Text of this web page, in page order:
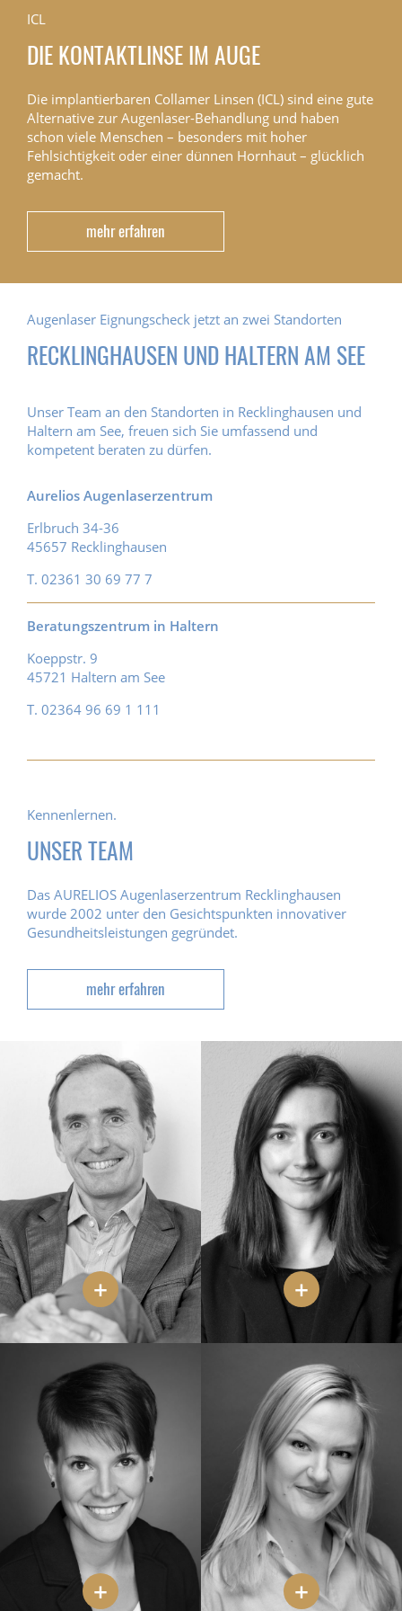
ICL
DIE KONTAKTLINSE IM AUGE
Die implantierbaren Collamer Linsen (ICL) sind eine gute
Alternative zur Augenlaser-Behandlung und haben
schon viele Menschen – besonders mit hoher
Fehlsichtigkeit oder einer dünnen Hornhaut – glücklich
gemacht.
mehr erfahren
Augenlaser Eignungscheck jetzt an zwei Standorten
RECKLINGHAUSEN UND HALTERN AM SEE
Unser Team an den Standorten in Recklinghausen und
Haltern am See, freuen sich Sie umfassend und
kompetent beraten zu dürfen.
Aurelios Augenlaserzentrum
Erlbruch 34-36
45657 Recklinghausen
T. 02361 30 69 77 7
Beratungszentrum in Haltern
Koeppstr. 9
45721 Haltern am See
T. 02364 96 69 1 111
Kennenlernen.
UNSER TEAM
Das AURELIOS Augenlaserzentrum Recklinghausen
wurde 2002 unter den Gesichtspunkten innovativer
Gesundheitsleistungen gegründet.
mehr erfahren